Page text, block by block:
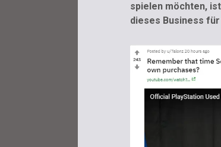
spielen möchten,
dieses Business